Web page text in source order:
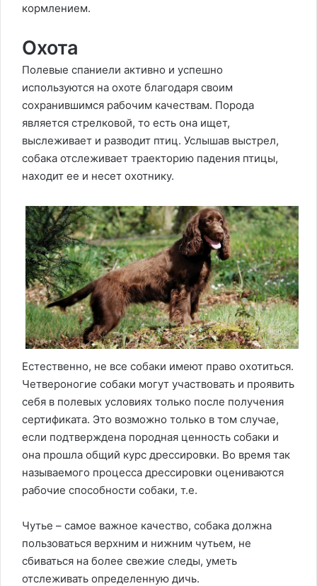
кормлением.
Охота
Полевые спаниели активно и успешно
используются на охоте благодаря своим
сохранившимся рабочим качествам. Порода
является стрелковой, то есть она ищет,
выслеживает и разводит птиц. Услышав выстрел,
собака отслеживает траекторию падения птицы,
находит ее и несет охотнику.
Естественно, не все собаки имеют право охотиться.
Четвероногие собаки могут участвовать и проявить
себя в полевых условиях только после получения
сертификата. Это возможно только в том случае,
если подтверждена породная ценность собаки и
она прошла общий курс дрессировки. Во время так
называемого процесса дрессировки оцениваются
рабочие способности собаки, т.е.
Чутье – самое важное качество, собака должна
пользоваться верхним и нижним чутьем, не
сбиваться на более свежие следы, уметь
отслеживать определенную дичь.